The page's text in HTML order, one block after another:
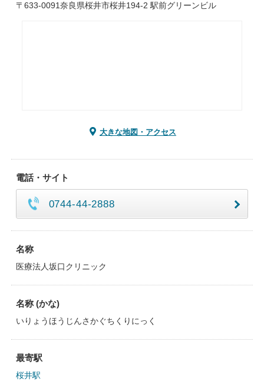
〒633-0091奈良県桜井市桜井194-2 駅前グリーンビル
大きな地図・アクセス
電話・サイト
0744-44-2888
名称
医療法人坂口クリニック
名称 (かな)
いりょうほうじんさかぐちくりにっく
最寄駅
桜井駅